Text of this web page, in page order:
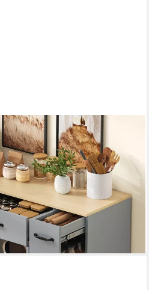
mit Schubladen und
133.5×40×86 mit
oder Wohnzimmer